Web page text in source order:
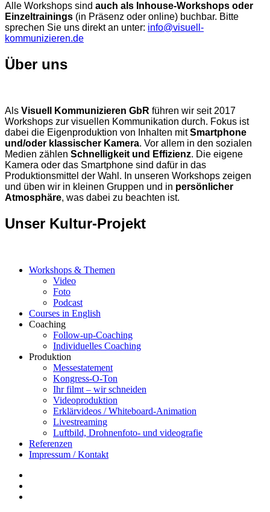
Alle Workshops sind auch als Inhouse-Workshops oder
Einzeltrainings (in Präsenz oder online) buchbar. Bitte
sprechen Sie uns direkt an unter: info@visuell-
kommunizieren.de
Über uns
Als Visuell Kommunizieren GbR führen wir seit 2017
Workshops zur visuellen Kommunikation durch. Fokus ist
dabei die Eigenproduktion von Inhalten mitSmartphone
und/oder klassischer Kamera. Vor allem in den sozialen
Medien zählen Schnelligkeit und Effizienz. Die eigene
Kamera oder das Smartphone sind dafür in das
Produktionsmittel der Wahl. In unseren Workshops zeigen
und üben wir in kleinen Gruppen und in persönlicher
Atmosphäre, was dabei zu beachten ist.
Unser Kultur-Projekt
Workshops & Themen
Video
Foto
Podcast
Courses in English
Coaching
Follow-up-Coaching
Individuelles Coaching
Produktion
Messestatement
Kongress-O-Ton
Ihr filmt – wir schneiden
Videoproduktion
Erklärvideos / Whiteboard-Animation
Livestreaming
Luftbild, Drohnenfoto- und videografie
Referenzen
Impressum / Kontakt